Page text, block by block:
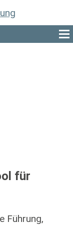
für
Führung,